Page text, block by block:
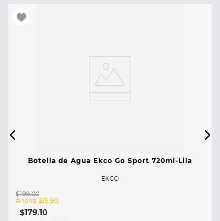
Botella de Agua Ekco Go Sport 720ml-Lila
EKCO
$199.00
Ahorra $19.90
$179.10